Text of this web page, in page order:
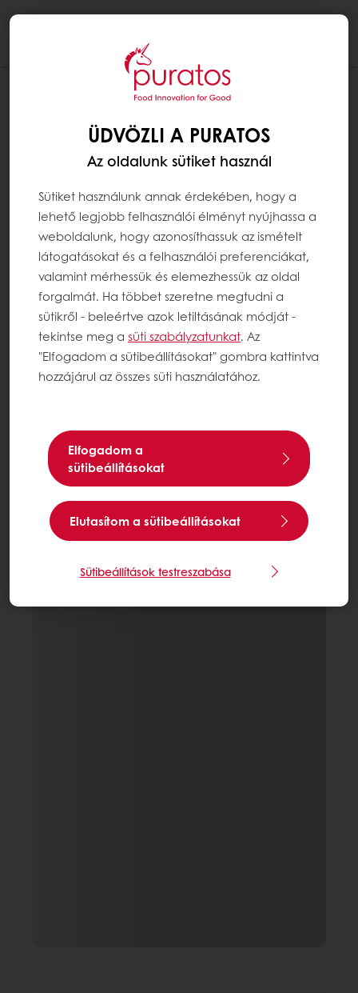
ÜDVÖZLI A PURATOS
Az oldalunk sütiket használ
Sütiket használunk annak érdekében, hogy a
lehető legjobb felhasználói élményt nyújhassa a
weboldalunk, hogy azonosíthassuk az ismételt
látogatásokat és a felhasználói preferenciákat,
valamint mérhessük és elemezhessük az oldal
forgalmát. Ha többet szeretne megtudni a
sütikről - beleértve azok letiltásának módját -
tekintse meg a süti szabályzatunkat. Az
"Elfogadom a sütibeállításokat" gombra kattintva
hozzájárul az összes süti használatához.
Elfogadom a
sütibeállításokat
Elutasítom a sütibeállításokat
Sütibeállítások testreszabása